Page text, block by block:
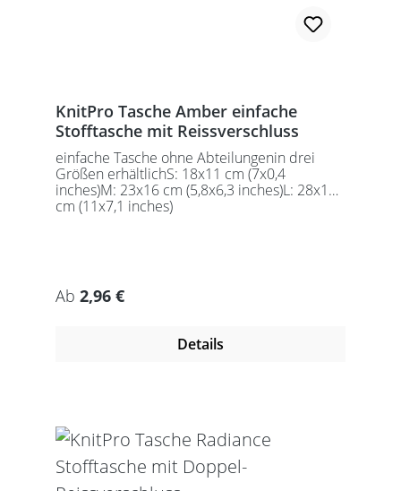
KnitPro Tasche Amber einfache
Stofftasche mit Reissverschluss
einfache Tasche ohne Abteilungenin drei
Größen erhältlichS: 18x11 cm (7x0,4
inches)M: 23x16 cm (5,8x6,3 inches)L: 28x18
cm (11x7,1 inches)
Regulärer Preis:
Ab 2,96 €
Details